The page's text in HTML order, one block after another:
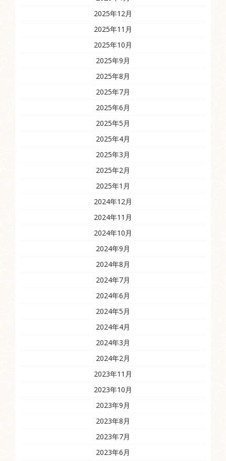
2025年12月
2025年11月
2025年10月
2025年9月
2025年8月
2025年7月
2025年6月
2025年5月
2025年4月
2025年3月
2025年2月
2025年1月
2024年12月
2024年11月
2024年10月
2024年9月
2024年8月
2024年7月
2024年6月
2024年5月
2024年4月
2024年3月
2024年2月
2023年11月
2023年10月
2023年9月
2023年8月
2023年7月
2023年6月